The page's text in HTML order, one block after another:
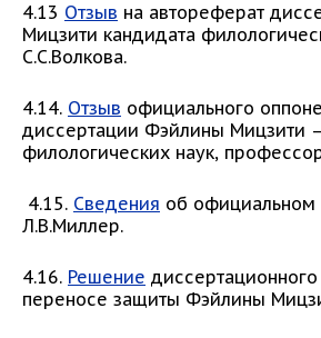
4.13 Отзыв на автореферат
Мицзити кандидата
С.С.Волкова.
4.14. Отзыв официального
диссертации Фэйлины Мицзити
филологических наук,
4.15. Сведения об официальном
Л.В.Миллер.
4.16. Решение
переносе защиты Фэйлины